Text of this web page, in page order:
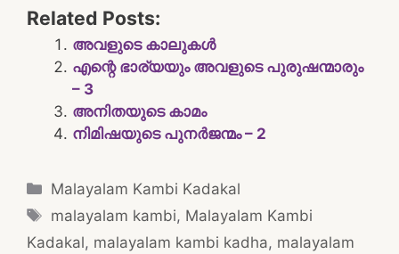
Related Posts:
അവളുടെ കാലുകൾ
എന്റെ ഭാര്യയും അവളുടെ പുരുഷന്മാരും
– 3
അനിതയുടെ കാമം
നിമിഷയുടെ പുനർജന്മം – 2
Categories
Malayalam Kambi Kadakal
Tags
malayalam kambi, Malayalam Kambi
Kadakal, malayalam kambi kadha, malayalam